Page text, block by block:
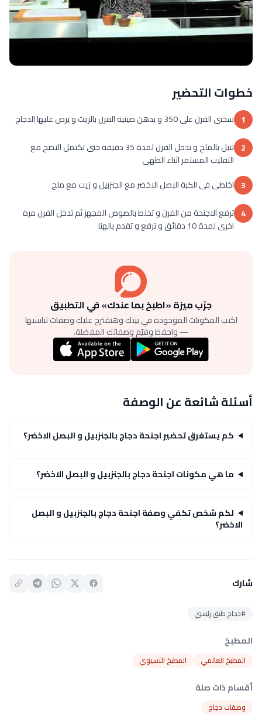
خطوات التحضير
1 سخنى الفرن على 350 و يدهن صينية الفرن بالزيت و يرص عليها الدجاج
2
تتبل بالملح و تدخل الفرن لمدة 35 دقيقة حتى تكتمل النضج مع
التقليب المستمر اثناء الطهى
3 اخلطى فى الكبة البصل الاخضر مع الجنزبيل و زيت مع ملح
4 ترفع الاجنحة من الفرن و تخلط بالصوص المجهز ثم تدخل الفرن مرة
اخرى لمدة 10 دقائق و ترفع و تقدم بالهنا
جرّب ميزة «اطبخ بما عندك» في التطبيق
اكتب المكونات الموجودة في بيتك وهنقترح عليك وصفات تناسبها
— واحفظ وقيّم وصفاتك المفضلة.
أسئلة شائعة عن الوصفة
كم يستغرق تحضير اجنحة دجاج بالجنزبيل و البصل الاخضر؟
ما هي مكونات اجنحة دجاج بالجنزبيل و البصل الاخضر؟
لكم شخص تكفي وصفة اجنحة دجاج بالجنزبيل و البصل
الاخضر؟
شارك
#دجاج طبق رئيسي
المطبخ
المطبخ العالمي المطبخ الآسيوي
أقسام ذات صلة
وصفات دجاج